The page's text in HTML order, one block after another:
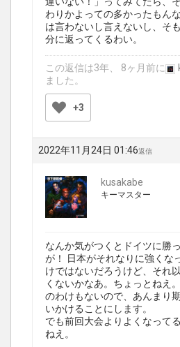
わりかよっての多かったもん
は言わないし言えないし、そ
分に返ってくるわい。
この返信は3年、 8ヶ月前に
ました。
+3
2022年11月24日 01:46返信
kusakabe
キーマスター
なんか気がつくとドイツに勝
が！ 日本がそれなりに強くな
けではないだろうけど、それ
くないかなあ。ちょっとねえ
のわけもないので、あんまり
いかけることにします。
でも前回大会よりよくなって
ねえ。